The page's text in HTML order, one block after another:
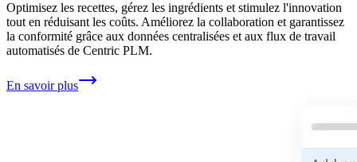
Optimisez les recettes, gérez les ingrédients et stimulez l'innovation
tout en réduisant les coûts. Améliorez la collaboration et garantissez
la conformité grâce aux données centralisées et aux flux de travail
automatisés de Centric PLM.
En savoir plus